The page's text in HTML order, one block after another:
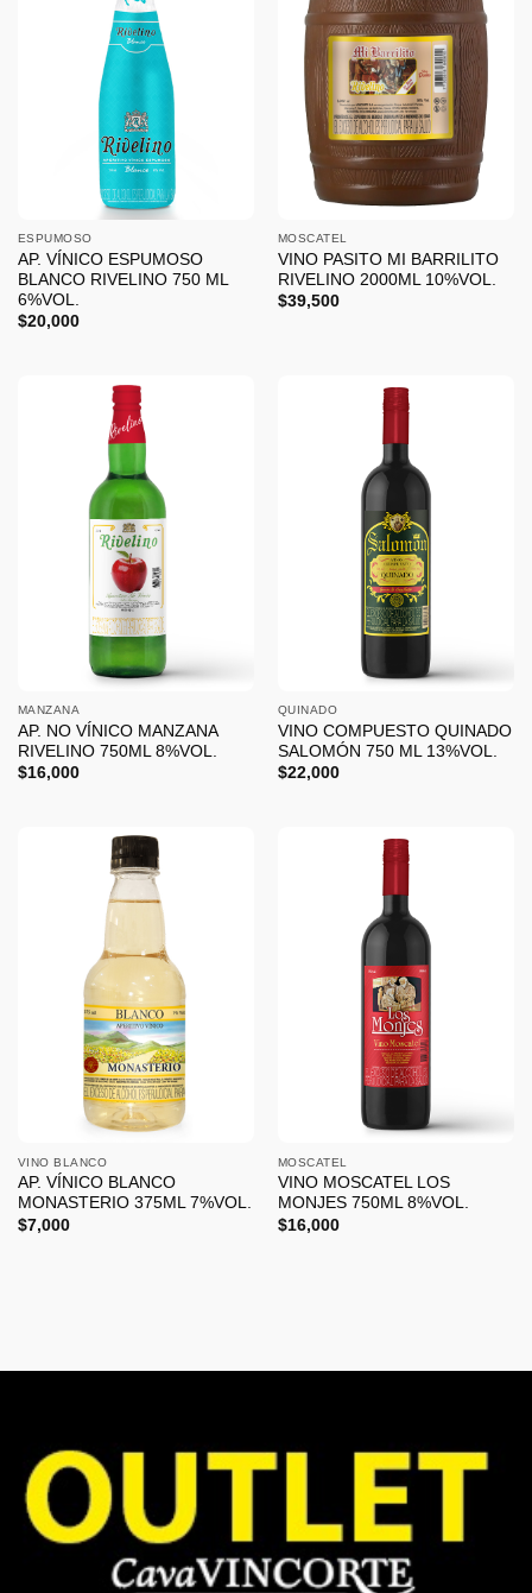
ESPUMOSO
AP. VÍNICO ESPUMOSO
BLANCO RIVELINO 750 ML
6%VOL.
$20,000
MOSCATEL
VINO PASITO MI BARRILITO
RIVELINO 2000ML 10%VOL.
$39,500
MANZANA
AP. NO VÍNICO MANZANA
RIVELINO 750ML 8%VOL.
$16,000
QUINADO
VINO COMPUESTO QUINADO
SALOMÓN 750 ML 13%VOL.
$22,000
VINO BLANCO
AP. VÍNICO BLANCO
MONASTERIO 375ML 7%VOL.
$7,000
MOSCATEL
VINO MOSCATEL LOS
MONJES 750ML 8%VOL.
$16,000